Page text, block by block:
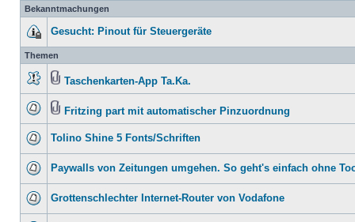
Bekanntmachungen
Gesucht: Pinout für Steuergeräte
Themen
Taschenkarten-App Ta.Ka.
Fritzing part mit automatischer Pinzuordnung
Tolino Shine 5 Fonts/Schriften
Paywalls von Zeitungen umgehen. So geht's einfach ohne
Grottenschlechter Internet-Router von Vodafone